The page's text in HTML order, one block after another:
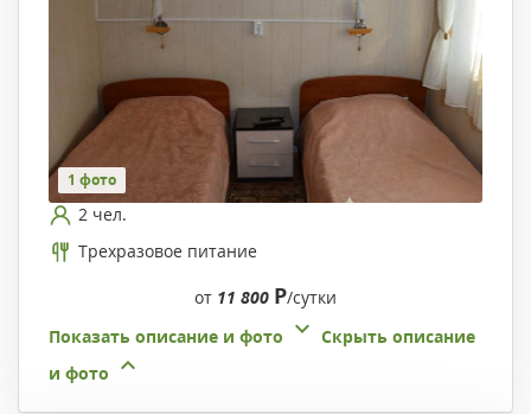
1 фото
2 чел.
Трехразовое питание
от 11 800 Р/сутки
Показать описание и фото
Скрыть описание
и фото